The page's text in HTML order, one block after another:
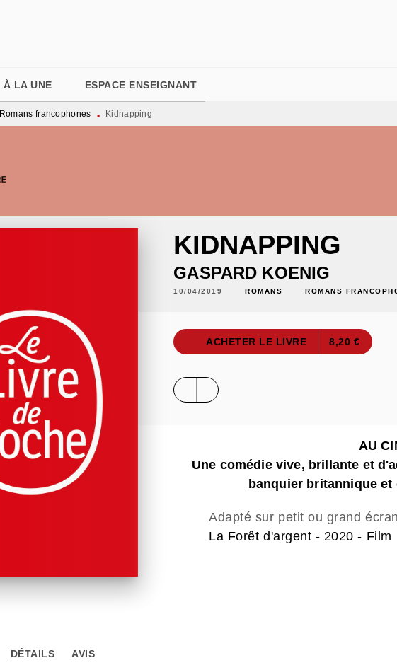
À LA UNE ESPACE ENSEIGNANT
Romans francophones • Kidnapping
KIDNAPPING
GASPARD KOENIG
10/04/2019 ROMANS ROMANS
ACHETER LE LIVRE 8,20 €
AU
Une comédie vive, brillante et
banquier britannique
Adapté sur petit ou grand
La Forêt d'argent - 2020 - Film
DÉTAILS AVIS